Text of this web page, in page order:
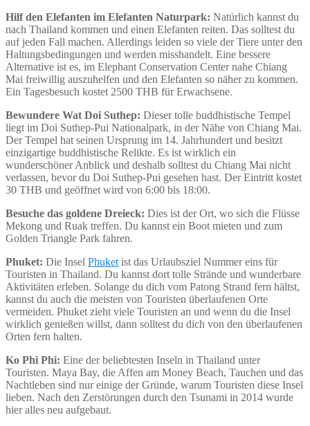
Hilf den Elefanten im Elefanten Naturpark: Natürlich kannst du
nach Thailand kommen und einen Elefanten reiten. Das solltest du
auf jeden Fall machen. Allerdings leiden so viele der Tiere unter den
Haltungsbedingungen und werden misshandelt. Eine bessere
Alternative ist es, im Elephant Conservation Center nahe Chiang
Mai freiwillig auszuhelfen und den Elefanten so näher zu kommen.
Ein Tagesbesuch kostet 2500 THB für Erwachsene.
Bewundere Wat Doi Suthep: Dieser tolle buddhistische Tempel
liegt im Doi Suthep-Pui Nationalpark, in der Nähe von Chiang Mai.
Der Tempel hat seinen Ursprung im 14. Jahrhundert und besitzt
einzigartige buddhistische Relikte. Es ist wirklich ein
wunderschöner Anblick und deshalb solltest du Chiang Mai nicht
verlassen, bevor du Doi Suthep-Pui gesehen hast. Der Eintritt kostet
30 THB und geöffnet wird von 6:00 bis 18:00.
Besuche das goldene Dreieck: Dies ist der Ort, wo sich die Flüsse
Mekong und Ruak treffen. Du kannst ein Boot mieten und zum
Golden Triangle Park fahren.
Phuket: Die Insel Phuket ist das Urlaubsziel Nummer eins für
Touristen in Thailand. Du kannst dort tolle Strände und wunderbare
Aktivitäten erleben. Solange du dich vom Patong Strand fern hältst,
kannst du auch die meisten von Touristen überlaufenen Orte
vermeiden. Phuket zieht viele Touristen an und wenn du die Insel
wirklich genießen willst, dann solltest du dich von den überlaufenen
Orten fern halten.
Ko Phi Phi: Eine der beliebtesten Inseln in Thailand unter
Touristen. Maya Bay, die Affen am Money Beach, Tauchen und das
Nachtleben sind nur einige der Gründe, warum Touristen diese Insel
lieben. Nach den Zerstörungen durch den Tsunami in 2014 wurde
hier alles neu aufgebaut.